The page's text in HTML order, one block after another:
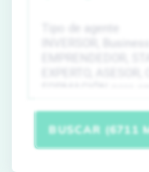
BUSCAR (6711